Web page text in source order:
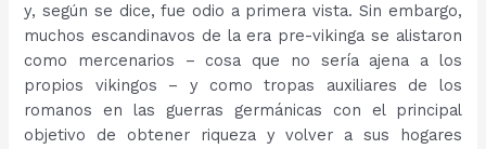
y, según se dice, fue odio a primera vista. Sin embargo,
muchos escandinavos de la era pre-vikinga se alistaron
como mercenarios – cosa que no sería ajena a los
propios vikingos – y como tropas auxiliares de los
romanos en las guerras germánicas con el principal
objetivo de obtener riqueza y volver a sus hogares